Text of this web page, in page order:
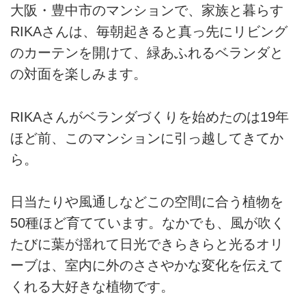
大阪・豊中市のマンションで、家族と暮らす
RIKAさんは、毎朝起きると真っ先にリビング
のカーテンを開けて、緑あふれるベランダと
の対面を楽しみます。
RIKAさんがベランダづくりを始めたのは19年
ほど前、このマンションに引っ越してきてか
ら。
日当たりや風通しなどこの空間に合う植物を
50種ほど育てています。なかでも、風が吹く
たびに葉が揺れて日光できらきらと光るオリ
ーブは、室内に外のささやかな変化を伝えて
くれる大好きな植物です。